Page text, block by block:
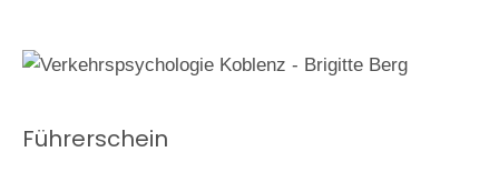
Führerschein